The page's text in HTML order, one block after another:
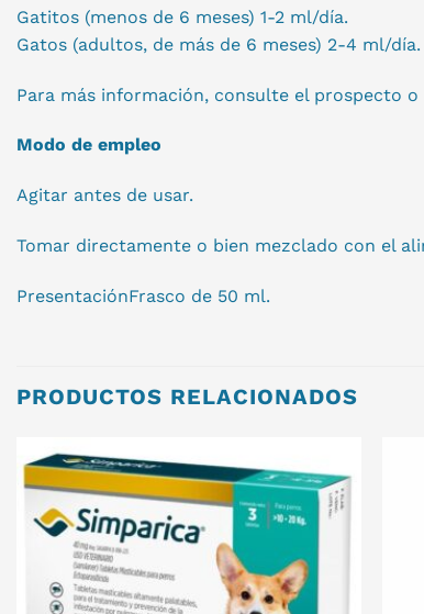
Gatitos (menos de 6 meses) 1-2 ml/día.
Gatos (adultos, de más de 6 meses) 2-4 ml/día.
Para más información, consulte el prospecto
Modo de empleo
Agitar antes de usar.
Tomar directamente o bien mezclado con el
PresentaciónFrasco de 50 ml.
PRODUCTOS RELACIONADOS